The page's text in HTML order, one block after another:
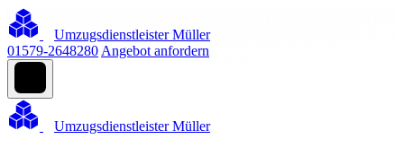
Umzugsdienstleister Müller
01579-2648280 Angebot anfordern
Umzugsdienstleister Müller